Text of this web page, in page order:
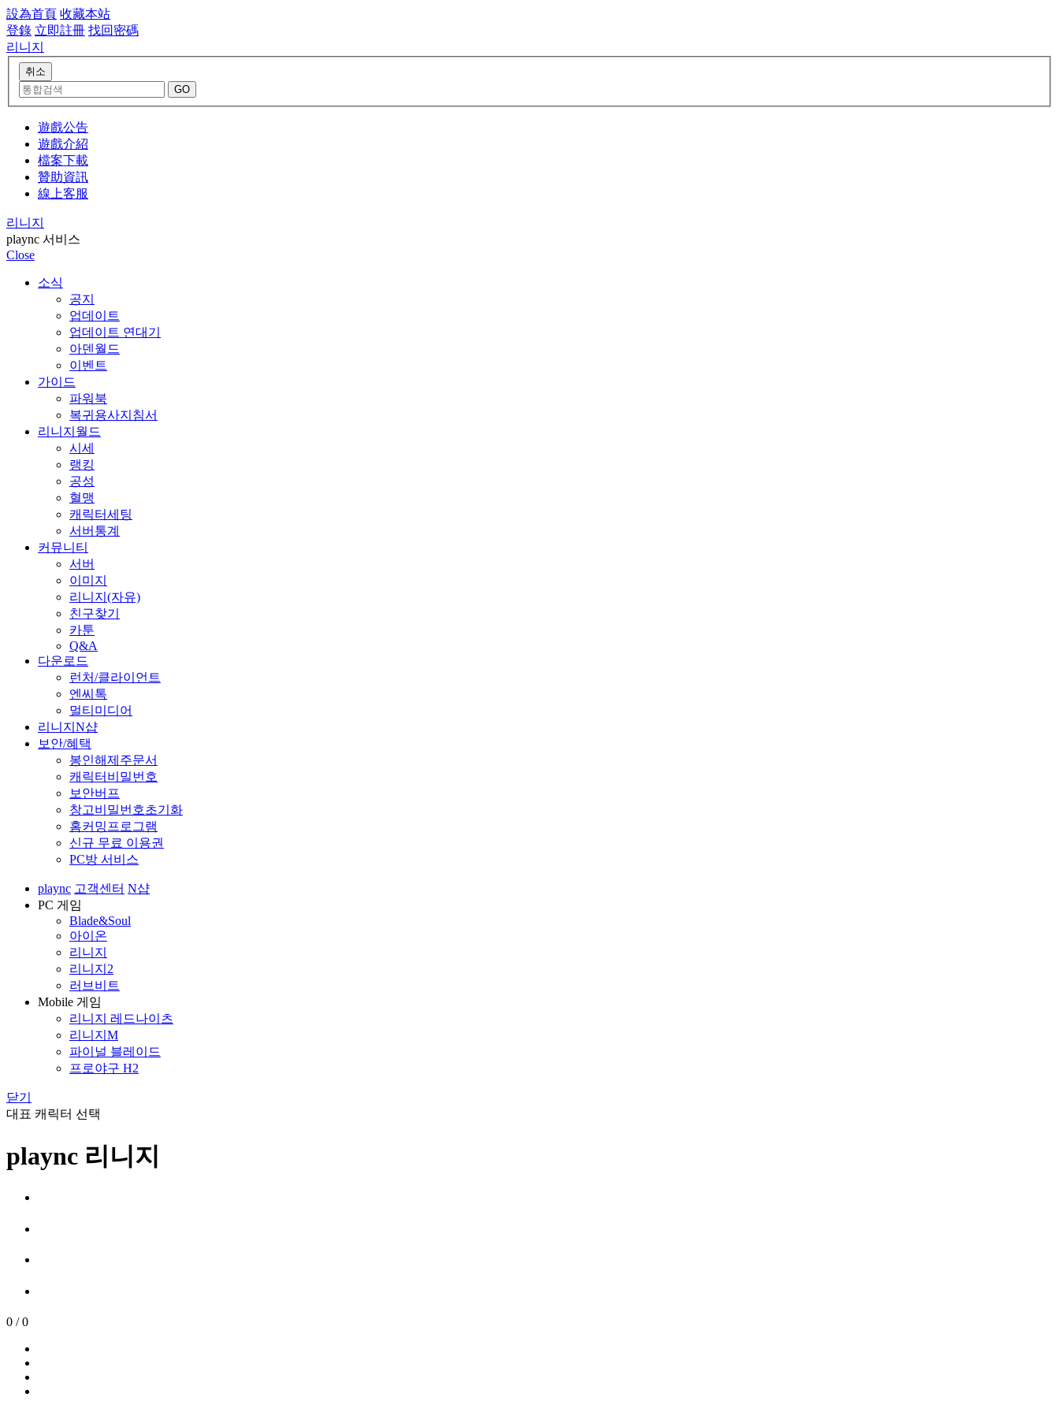
設為首頁 收藏本站
登錄 立即註冊 找回密碼
리니지
遊戲公告
遊戲介紹
檔案下載
贊助資訊
線上客服
리니지
plaync 서비스
Close
소식
공지
업데이트
업데이트 연대기
아덴월드
이벤트
가이드
파워북
복귀용사지침서
리니지월드
시세
랭킹
공성
혈맹
캐릭터세팅
서버통계
커뮤니티
서버
이미지
리니지(자유)
친구찾기
카툰
Q&A
다운로드
런처/클라이언트
엔씨톡
멀티미디어
리니지N샵
보안/혜택
봉인해제주문서
캐릭터비밀번호
보안버프
창고비밀번호초기화
홈커밍프로그램
신규 무료 이용권
PC방 서비스
plaync 고객센터 N샵
PC 게임
Blade&Soul
아이온
리니지
리니지2
러브비트
Mobile 게임
리니지 레드나이츠
리니지M
파이널 블레이드
프로야구 H2
닫기
대표 캐릭터 선택
plaync 리니지
0 / 0